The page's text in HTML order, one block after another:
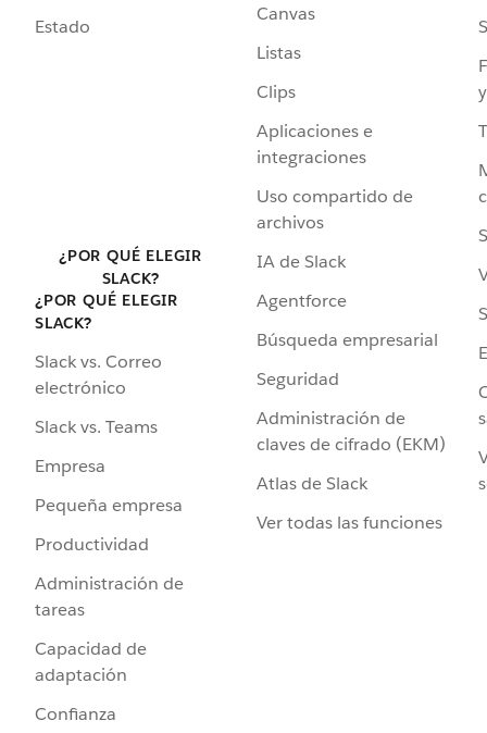
Estado
¿POR QUÉ ELEGIR
SLACK?
¿POR QUÉ ELEGIR
SLACK?
Slack vs. Correo
electrónico
Slack vs. Teams
Empresa
Pequeña empresa
Productividad
Administración de
tareas
Capacidad de
adaptación
Confianza
Canvas
Listas
Clips
Aplicaciones e
integraciones
Uso compartido de
archivos
IA de Slack
Agentforce
Búsqueda empresarial
Seguridad
Administración de
claves de cifrado (EKM)
Atlas de Slack
Ver todas las funciones